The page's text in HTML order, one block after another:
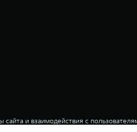
и взаимодействия с
От 3 999 000
Заказать